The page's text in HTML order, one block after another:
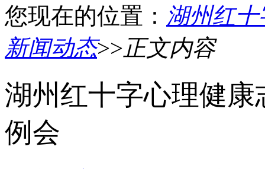
您现在的位置： 湖州红
新闻动态>>正文内容
湖州红十字心理健
例会